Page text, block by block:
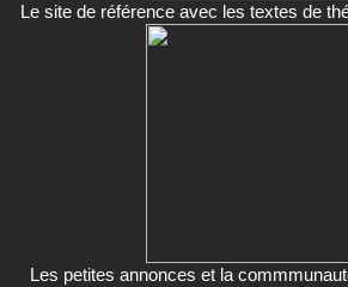
Le site de référence avec les textes de
Les petites annonces et la